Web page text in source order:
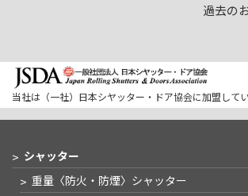
過去の
当社は（一社）日本シヤッター・ドア協会に加盟してい
シャッター
重量〈防火・防煙〉 シャッター